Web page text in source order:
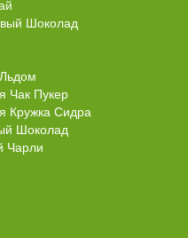
Шоколад
Чак Пукер
Кружка Сидра
Шоколад
Чарли